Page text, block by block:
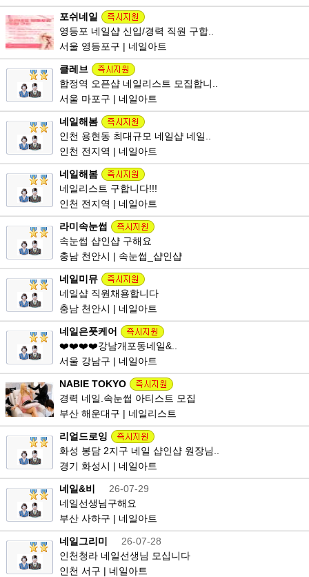
포쉬네일
영등포 네일샵 신입/경력 직원 구합..
서울 영등포구 | 네일아트
클레브
합정역 오픈샵 네일리스트 모집합니..
서울 마포구 | 네일아트
네일해봄
인천 용현동 최대규모 네일샵 네일..
인천 전지역 | 네일아트
네일해봄
네일리스트 구합니다!!!
인천 전지역 | 네일아트
라미속눈썹
속눈썹 샵인샵 구해요
충남 천안시 | 속눈썹_샵인샵
네일미뮤
네일샵 직원채용합니다
충남 천안시 | 네일아트
네일은풋케어
❤️❤️❤️❤️강남개포동네일&..
서울 강남구 | 네일아트
NABIE TOKYO
경력 네일.속눈썹 아티스트 모집
부산 해운대구 | 네일리스트
리얼드로잉
화성 봉담 2지구 네일 샵인샵 원장님..
경기 화성시 | 네일아트
네일&비
26-07-29
네일선생님구해요
부산 사하구 | 네일아트
네일그리미
26-07-28
인천청라 네일선생님 모십니다
인천 서구 | 네일아트